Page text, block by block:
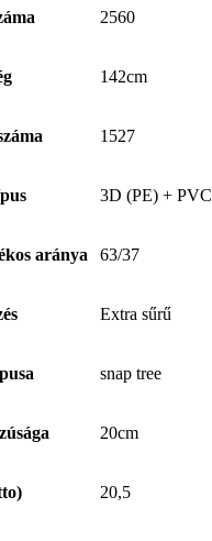
2560
142cm
1527
3D (PE) + PVC
aránya 63/37
Extra sűrű
snap tree
20cm
20,5